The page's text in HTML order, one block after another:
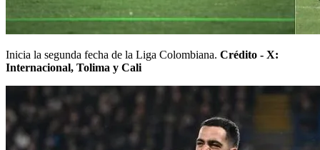
Inicia la segunda fecha de la Liga Colombiana. Crédito - X:
Internacional, Tolima y Cali